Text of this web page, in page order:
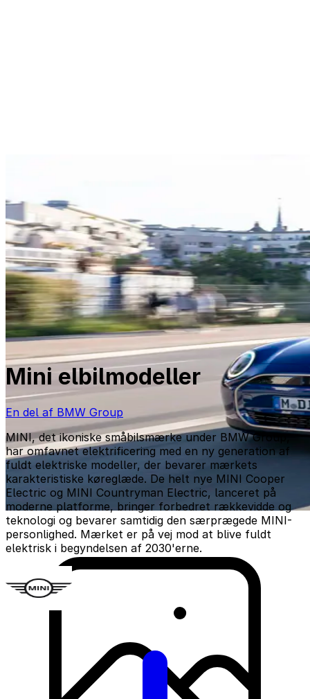
Mini elbilmodeller
En del af BMW Group
MINI, det ikoniske småbilsmærke under BMW Group,
har omfavnet elektrificering med en ny generation af
fuldt elektriske modeller, der bevarer mærkets
karakteristiske køreglæde. De helt nye MINI Cooper
Electric og MINI Countryman Electric, lanceret på
moderne platforme, bringer forbedret rækkevidde og
teknologi og bevarer samtidig den særprægede MINI-
personlighed. Mærket er på vej mod at blive fuldt
elektrisk i begyndelsen af 2030'erne.